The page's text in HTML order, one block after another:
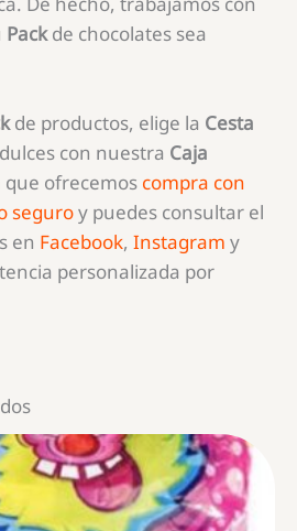
Packde chocolates sea
de productos, elige la Cesta
con nuestra Caja
que ofrecemos compra con
seguroy puedes consultar el
en Facebook, Instagram y
personalizada por